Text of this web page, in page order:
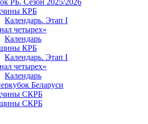
РБ. Сезон 2025/2026
КРБ
Календарь. Этап I
четырех»
Календарь
КРБ
Календарь. Этап I
четырех»
Календарь
Беларуси
СКРБ
СКРБ